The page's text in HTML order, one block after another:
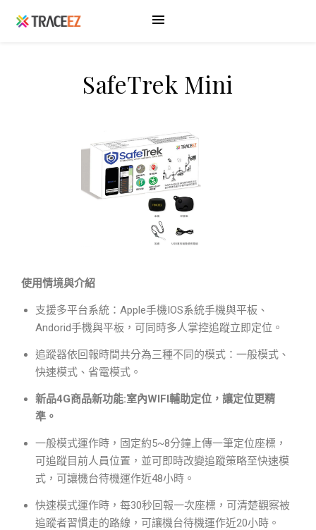
SafeTrek Mini
使用情境與介紹
支援多平台系統：Apple手機IOS系統手機與平板、
Andorid手機與平板，可同時多人掌控追蹤立即定位。
追蹤器依回報時間共分為三種不同的模式：一般模式、
快速模式、省電模式。
新品4G商品新功能:室內WIFI輔助定位，讓定位更精
準。
一般模式運作時，固定約5~8分鐘上傳一筆定位座標，
可追蹤目前人員位置，並可即時改變追蹤策略至快速模
式，可讓機台待機運作近48小時。
快速模式運作時，每30秒回報一次座標，可清楚觀察被
追蹤者習慣走的路線，可讓機台待機運作近20小時。